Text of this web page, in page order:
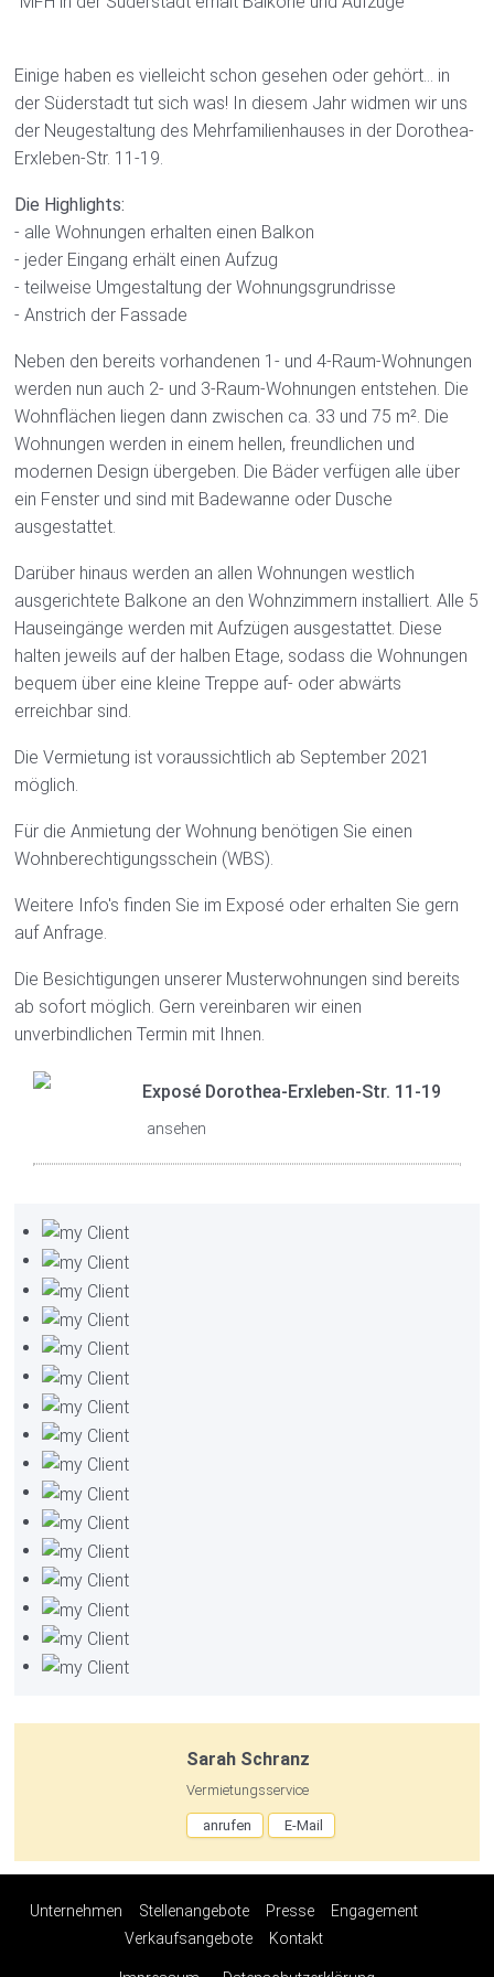
Downloads
Bauprojekte
Ausschreibungen
Unternehmen
Stellenangebote
Presse
Engagement
Kontakt
Impressum
Datenschutzerklärung
Einige haben es vielleicht schon gesehen oder gehört... in
der Süderstadt tut sich was! In diesem Jahr widmen wir uns
der Neugestaltung des Mehrfamilienhauses in der Dorothea-
Erxleben-Str. 11-19.
Die Highlights:
- alle Wohnungen erhalten einen Balkon
- jeder Eingang erhält einen Aufzug
- teilweise Umgestaltung der Wohnungsgrundrisse
- Anstrich der Fassade
Neben den bereits vorhandenen 1- und 4-Raum-Wohnungen
werden nun auch 2- und 3-Raum-Wohnungen entstehen. Die
Wohnflächen liegen dann zwischen ca. 33 und 75 m². Die
Wohnungen werden in einem hellen, freundlichen und
modernen Design übergeben. Die Bäder verfügen alle über
ein Fenster und sind mit Badewanne oder Dusche
ausgestattet.
Darüber hinaus werden an allen Wohnungen westlich
ausgerichtete Balkone an den Wohnzimmern installiert. Alle 5
Hauseingänge werden mit Aufzügen ausgestattet. Diese
halten jeweils auf der halben Etage, sodass die Wohnungen
bequem über eine kleine Treppe auf- oder abwärts
erreichbar sind.
Die Vermietung ist voraussichtlich ab September 2021
möglich.
Für die Anmietung der Wohnung benötigen Sie einen
Wohnberechtigungsschein (WBS).
Weitere Info's finden Sie im Exposé oder erhalten Sie gern
auf Anfrage.
Die Besichtigungen unserer Musterwohnungen sind bereits
ab sofort möglich. Gern vereinbaren wir einen
unverbindlichen Termin mit Ihnen.
Exposé Dorothea-Erxleben-Str. 11-19
ansehen
Sarah Schranz
Vermietungsservice
anrufen E-Mail
Unternehmen Stellenangebote Presse
Engagement
Verkaufsangebote
Kontakt